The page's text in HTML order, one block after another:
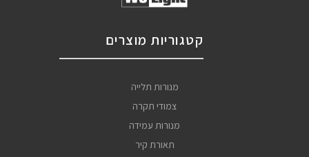
קטגוריות מוצרים
מנורות תלייה
צמודי תקרה
מנורות עמידה
תאורת קיר